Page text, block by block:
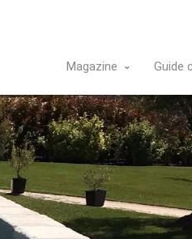
Magazine Guide